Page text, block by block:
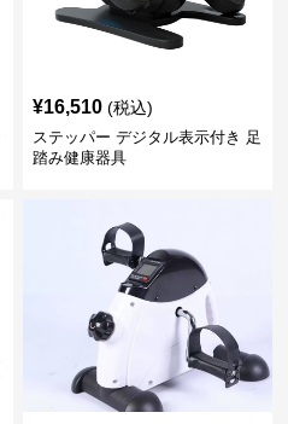
¥16,510 (税込)
ステッパー デジタル表示付き 足
踏み健康器具